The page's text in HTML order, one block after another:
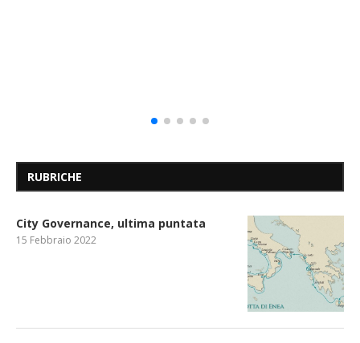
RUBRICHE
City Governance, ultima puntata
15 Febbraio 2022